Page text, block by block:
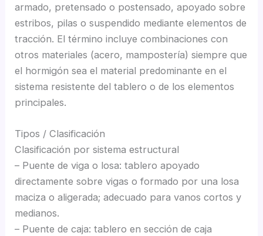
armado, pretensado o postensado, apoyado sobre
estribos, pilas o suspendido mediante elementos de
tracción. El término incluye combinaciones con
otros materiales (acero, mampostería) siempre que
el hormigón sea el material predominante en el
sistema resistente del tablero o de los elementos
principales.
Tipos / Clasificación
Clasificación por sistema estructural
– Puente de viga o losa: tablero apoyado
directamente sobre vigas o formado por una losa
maciza o aligerada; adecuado para vanos cortos y
medianos.
– Puente de caja: tablero en sección de caja